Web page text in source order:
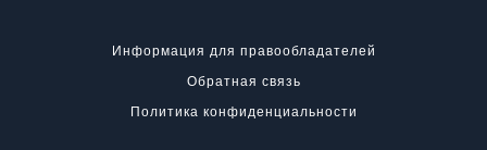
Информация для правообладателей
Обратная связь
Политика конфиденциальности